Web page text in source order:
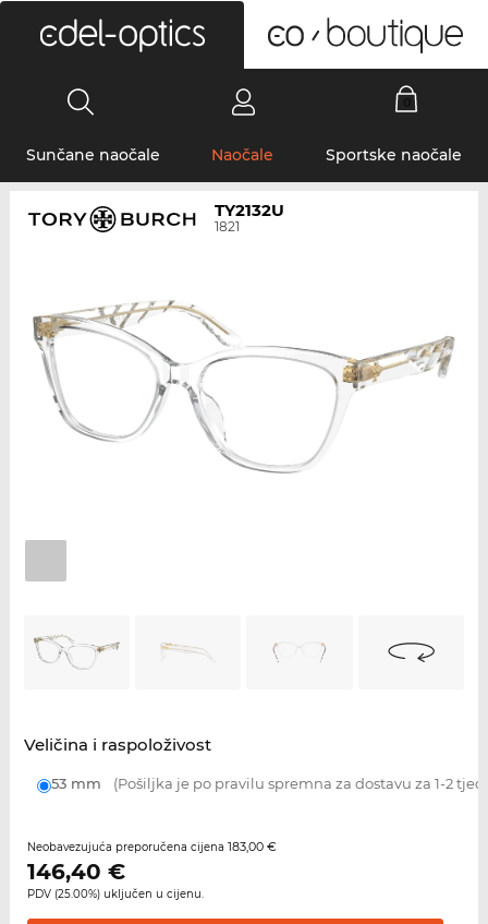
Sunčane naočale Naočale Sportske naočale
TY2132U
1821
Veličina i raspoloživost
53 mm (Pošiljka je po pravilu spremna za dostavu za 1-2
Neobavezujuća preporučena cijena 183,00 €
146,40 €
PDV (25.00%) uključen u cijenu.